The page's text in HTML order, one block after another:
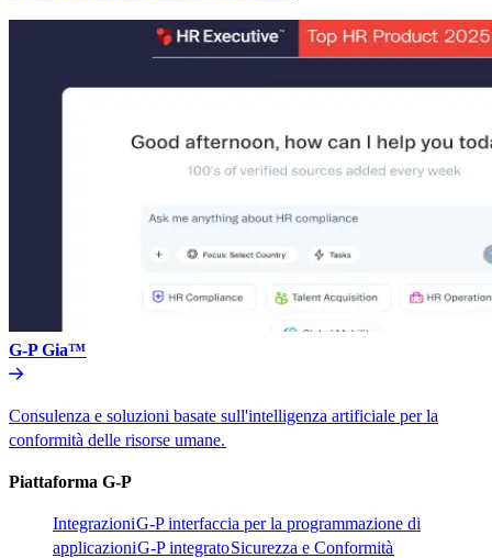
G-P Gia™​​
Consulenza e soluzioni basate sull'intelligenza artificiale per la
conformità delle risorse umane.​​
Piattaforma G-P​​
Integrazioni​​G-P interfaccia per la programmazione di
applicazioni​​G-P integrato​​Sicurezza e Conformità​​